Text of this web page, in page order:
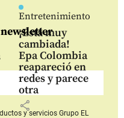
Entretenimiento
¡Está muy
cambiada!
Epa Colombia
reapareció en
redes y parece
otra
share
y serviciosGrupo EL